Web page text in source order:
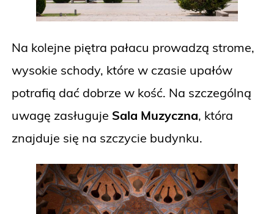
Na kolejne piętra pałacu prowadzą strome,
wysokie schody, które w czasie upałów
potrafią dać dobrze w kość. Na szczególną
uwagę zasługuje Sala Muzyczna, która
znajduje się na szczycie budynku.